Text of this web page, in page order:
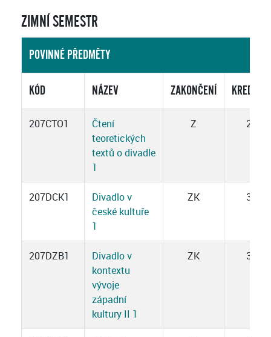
ZIMNÍ SEMESTR
POVINNÉ PŘEDMĚTY
KÓD NÁZEV ZAKONČENÍ KREDITY
207CTO1
Čtení
teoretických
textů o divadle
1
Z 2
207DCK1
Divadlo v
české kultuře
1
ZK 3
207DZB1
Divadlo v
kontextu
vývoje
západní
kultury II 1
ZK 3